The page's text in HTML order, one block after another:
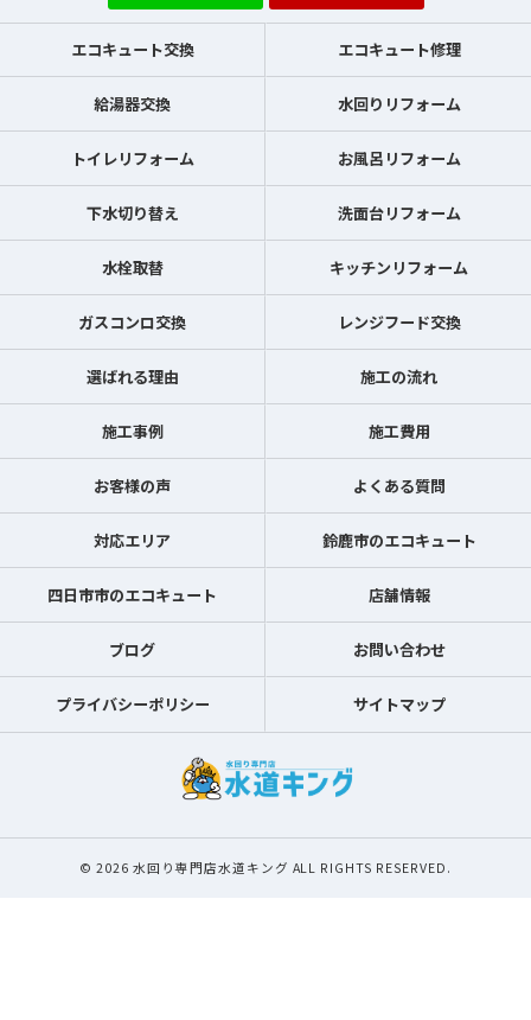
エコキュート交換 エコキュート修理
給湯器交換 水回りリフォーム
トイレリフォーム お風呂リフォーム
下水切り替え 洗面台リフォーム
水栓取替 キッチンリフォーム
ガスコンロ交換 レンジフード交換
選ばれる理由 施工の流れ
施工事例 施工費用
お客様の声 よくある質問
対応エリア 鈴鹿市のエコキュート
四日市市のエコキュート 店舗情報
ブログ お問い合わせ
プライバシーポリシー サイトマップ
© 2026 水回り専門店水道キング ALL RIGHTS RESERVED.